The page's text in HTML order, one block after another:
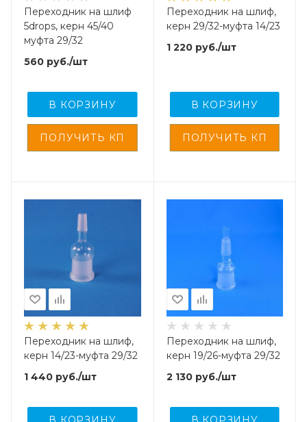
Переходник на шлиф
5drops, керн 45/40
муфта 29/32
560 руб./шт
В КОРЗИНУ
Переходник на шлиф,
керн 29/32-муфта 14/23
1 220руб./шт
В КОРЗИНУ
Переходник на шлиф,
керн 14/23-муфта 29/32
1 440 руб./шт
Переходник на шлиф,
керн 19/26-муфта 29/32
2 130руб./шт